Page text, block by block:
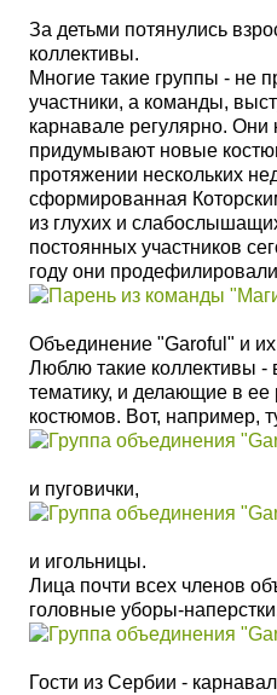
За детьми потянулись
коллективы.
Многие такие группы - не
участники, а команды,
карнавале регулярно. Они
придумывают новые
протяжении нескольких
сформированная
из глухих и
постоянных участников
году они
Объединение "Garoful" и
Люблю такие коллективы
тематику, и делающие в ее
костюмов. Вот, например,
и пуговички,
и игольницы.
Лица почти всех членов
головные уборы-
Гости из Сербии -